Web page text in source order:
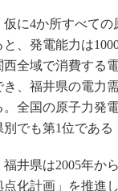
に4か所すべての
と、発電能力は
西全域で消費する
き、福井県の電力
。全国の原子力発
別でも第1位である
井県は2005年か
点化計画」を推進